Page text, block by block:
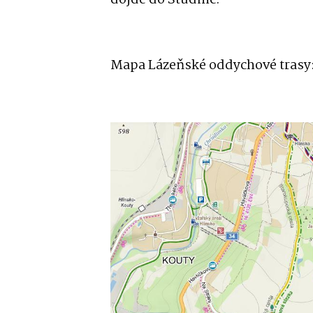
Mapa Lázeňské oddychové